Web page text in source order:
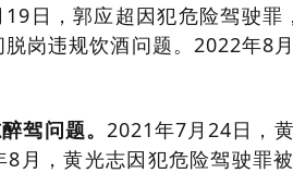
日，郭应超因犯危险驾驶
岗违规饮酒问题。2022年8
驾问题。 2021年7月24日，
，黄光志因犯危险驾驶罪